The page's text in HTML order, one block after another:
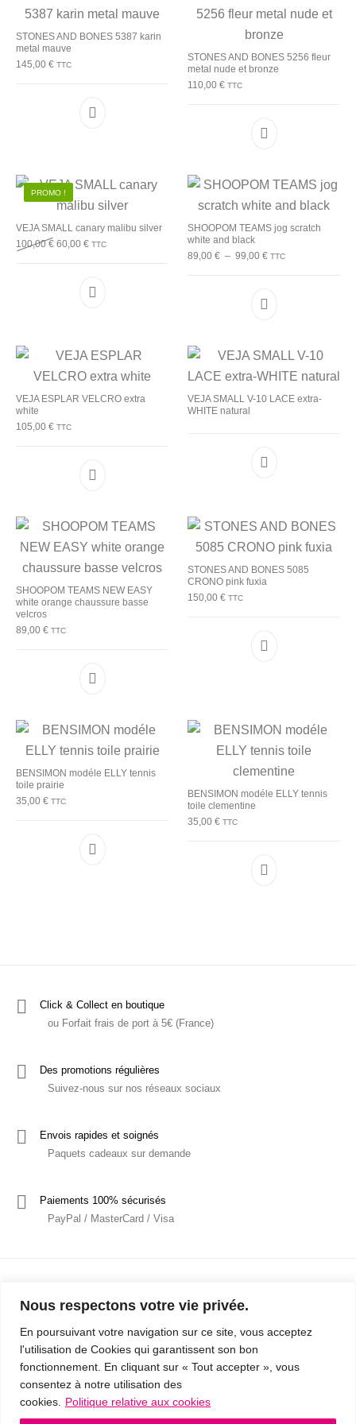
Nous respectons votre vie privée.
En poursuivant votre navigation sur ce site, vous acceptez
l'utilisation de Cookies qui garantissent son bon
fonctionnement. En cliquant sur « Tout accepter », vous
consentez à notre utilisation des
cookies.
Politique relative aux cookies
STONES AND BONES 5387 karin
metal mauve
145,00 € TTC
Ce produit a plusieurs variations. Les options
STONES AND BONES 5256 fleur
metal nude et bronze
110,00 € TTC
Ce produit a
PROMO !
VEJA SMALL canary malibu silver
100,00€ Le prix initial était : 100,00 €.
60,00 €Le prix actuel est : 60,00 €.
TTC
Ce produit a plusieurs variations. Les options
SHOOPOM TEAMS jog scratch
white and black
89,00 € – 99,00 €Plage de prix :
TTC
Ce produit a
VEJA ESPLAR VELCRO extra
white
105,00 € TTC
Ce produit a plusieurs variations. Les options
VEJA SMALL V-10 LACE extra-
WHITE natural
SHOOPOM TEAMS NEW EASY
white orange chaussure basse
velcros
89,00 € TTC
Ce produit a plusieurs variations. Les options
STONES AND BONES 5085
CRONO pink fuxia
150,00 € TTC
Ce produit a
BENSIMON modéle ELLY tennis
toile prairie
35,00 € TTC
Ce produit a plusieurs variations. Les options
BENSIMON modéle ELLY tennis
toile clementine
35,00 € TTC
Ce produit a
Click & Collect en boutique
ou Forfait frais de port à 5€ (France)
Des promotions régulières
Suivez-nous sur nos réseaux sociaux
Envois rapides et soignés
Paquets cadeaux sur demande
Paiements 100% sécurisés
PayPal / MasterCard / Visa
Mentions Légales
Politique de confidentialité / RGPD
Conditions Générales de Vente
© 2019 - Cousins & Cousines